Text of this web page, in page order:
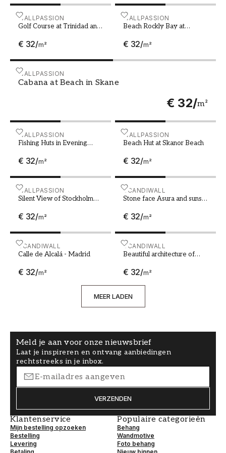
huis. Met onze kennis, kwaliteit en passie voor
interieur zijn wij je vanzelfsprekende partner als
je een persoonlijk en inspirerend huis wilt
creëren.
WALLPASSION
Golf Course at Trinidad and
€ 32/m²
Golf Course at Trinidad and Tobago
WALLPASSION
Beach Rockly Bay at
€ 32/m²
Beach Rockly Bay at
WALLPASSION
Cabana at Beach in Skane
€ 32/m²
Cabana at Beach in Skane
WALLPASSION
Fishing Huts in Evening
€ 32/m²
Fishing Huts in Evening Light on Oland
WALLPASSION
Beach Hut at Skanor Beach
€ 32/m²
Beach Hut at Skanor Beach
WALLPASSION
Silent View of Stockholm
€ 32/m²
Silent View of Stockholm Archipelago
SCANDIWALL
Stone face Asura and sunset
Cambodia
€ 32/m²
Stone face Asura and
SCANDIWALL
Calle de Alcalá - Madrid
€ 32/m²
Calle de Alcalá - Madrid SCANDIWALL
Beautiful architecture of
Hampi
€ 32/m²
Beautiful architecture of
MEER LADEN
Meld je aan voor onze nieuwsbrief
Laat je inspireren en ontvang aanbiedingen
rechtstreeks in je inbox.
VERZENDEN
Klantenservice
Mijn bestelling opzoeken
Bestelling
Levering
Populaire categorieën
Behang
Wandmotive
Foto behang